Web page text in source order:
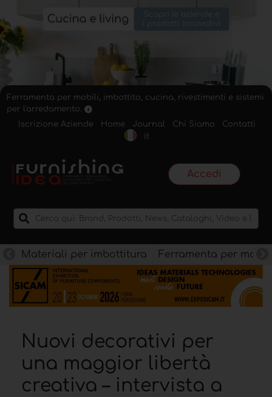
Ferramenta per mobili, imbottito, cucina, rivestimenti e sistemi
per l'arredamento.
Iscrizione Aziende
Home Journal Chi Siamo
Contatti
it
Accedi
Materiali per imbottitura Ferramenta per mobili
Nuovi decorativi per
una maggior libertà
creativa – intervista a